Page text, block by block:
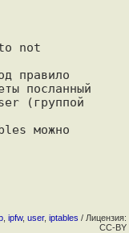
not
правило
посланный
(группой
можно
ipfw, user, iptables / Лицензия:
CC-BY